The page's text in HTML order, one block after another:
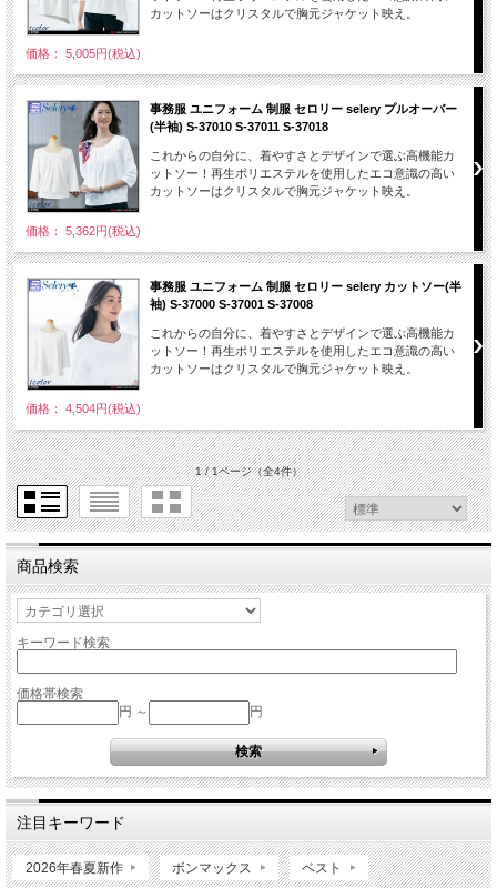
カットソーはクリスタルで胸元ジャケット映え。
価格： 5,005円(税込)
事務服 ユニフォーム 制服 セロリー selery プルオーバー
(半袖) S-37010 S-37011 S-37018
これからの自分に、着やすさとデザインで選ぶ高機能カ
ットソー！再生ポリエステルを使用したエコ意識の高い
カットソーはクリスタルで胸元ジャケット映え。
価格： 5,362円(税込)
事務服 ユニフォーム 制服 セロリー selery カットソー(半
袖) S-37000 S-37001 S-37008
これからの自分に、着やすさとデザインで選ぶ高機能カ
ットソー！再生ポリエステルを使用したエコ意識の高い
カットソーはクリスタルで胸元ジャケット映え。
価格： 4,504円(税込)
1 / 1ページ（全4件）
商品検索
キーワード検索
価格帯検索
円 ～
円
注目キーワード
2026年春夏新作 ボンマックス ベスト